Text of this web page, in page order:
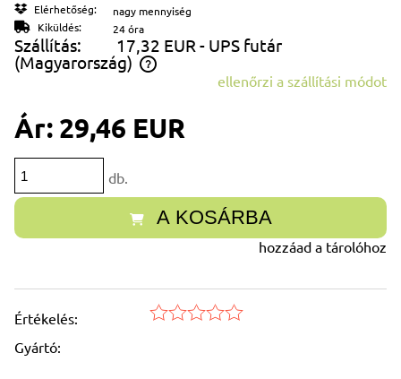
Elérhetőség:
nagy mennyiség
Kiküldés:
24 óra
Szállítás: 17,32 EUR - UPS futár
(Magyarország)
Az ár nem tartalmazza az esetleges fizetési költségeket
ellenőrzi a szállítási módot
Ár: 29,46 EUR
db.
A KOSÁRBA
hozzáad a tárolóhoz
Értékelés:
Gyártó: